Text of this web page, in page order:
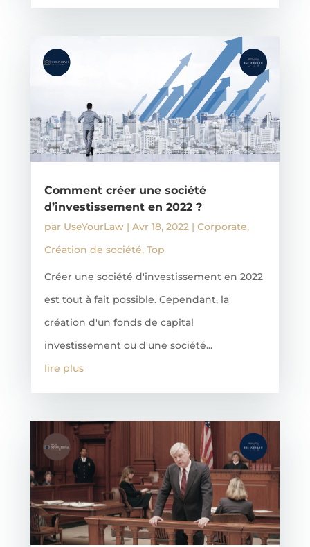
Comment créer une société
d’investissement en 2022 ?
par UseYourLaw | Avr 18, 2022 | Corporate,
Création de société, Top
Créer une société d'investissement en 2022
est tout à fait possible. Cependant, la
création d'un fonds de capital
investissement ou d'une société...
lire plus